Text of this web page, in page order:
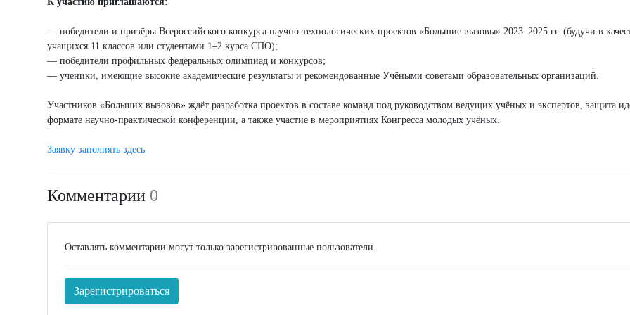
— победители и призёры Всероссийского конкурса научно-технологических проектов «Большие вызовы» 2023–2025 гг. (будучи в
учащихся 11 классов или студентами 1–2 курса СПО);
— победители профильных федеральных олимпиад и конкурсов;
— ученики, имеющие высокие академические результаты и рекомендованные Учёными советами образовательных организаций.
Участников «Больших вызовов» ждёт разработка проектов в составе команд под руководством ведущих учёных и экспертов, защита
формате научно-практической конференции, а также участие в мероприятиях Конгресса молодых учёных.
Заявку заполнять здесь
Комментарии 0
Оставлять комментарии могут только зарегистрированные пользователи.
Зарегистрироваться